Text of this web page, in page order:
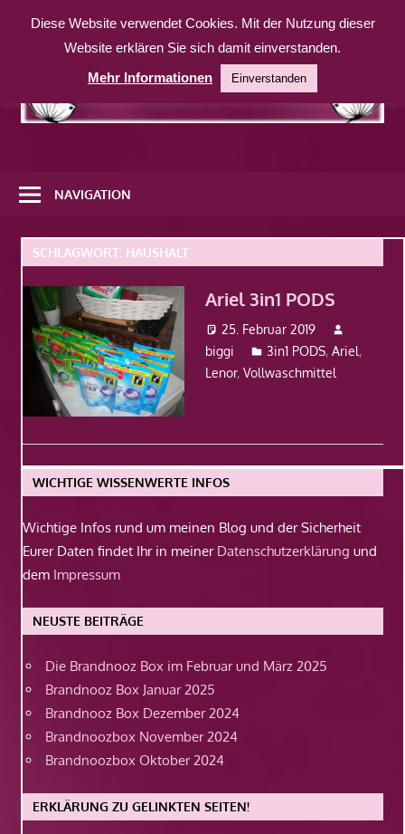
Inhalt
weitere
Website
NAVIGATION
SCHLAGWORT: HAUSHALT
Ariel 3in1 PODS
25. Februar 2019
biggi
3in1 PODS,Ariel,
Lenor, Vollwaschmittel
WICHTIGE WISSENWERTE INFOS
Wichtige Infos rund um meinen Blog und der Sicherheit
Eurer Daten findet Ihr in meiner Datenschutzerklärung und
dem Impressum
NEUSTE BEITRÄGE
Die Brandnooz Box im Februar und März 2025
Brandnooz Box Januar 2025
Brandnooz Box Dezember 2024
Brandnoozbox November 2024
Brandnoozbox Oktober 2024
ERKLÄRUNG ZU GELINKTEN SEITEN!
Diese Website verwendet Cookies. Mit der Nutzung dieser
Website erklären Sie sich damit einverstanden.
Mehr Informationen
Einverstanden